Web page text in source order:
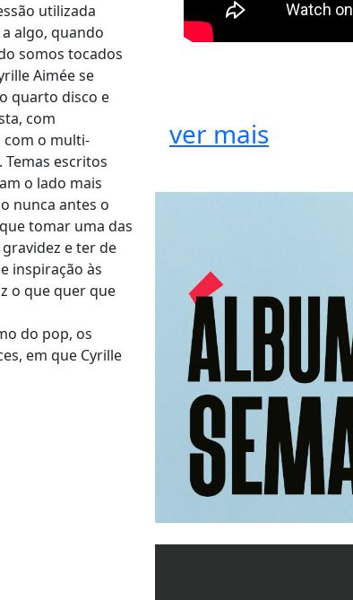
utilizada
algo, quando
somos tocados
Aimée se
quarto disco e
com
com o multi-
escritos
o lado mais
nunca antes o
tomar uma das
e ter de
inspiração às
o que quer que
do pop, os
em que Cyrille
ver mais